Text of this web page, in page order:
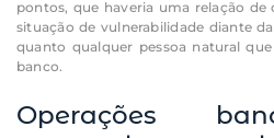
pontos, que haveria uma relação de
situação de vulnerabilidade diante
quanto qualquer pessoa natural
banco.
Operações